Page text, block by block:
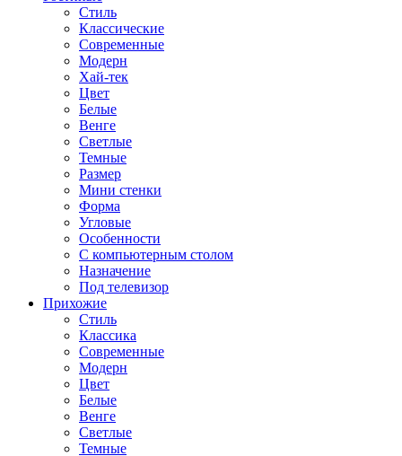
Стиль
Классические
Современные
Модерн
Хай-тек
Цвет
Белые
Венге
Светлые
Темные
Размер
Мини стенки
Форма
Угловые
Особенности
С компьютерным столом
Назначение
Под телевизор
Прихожие
Стиль
Классика
Современные
Модерн
Цвет
Белые
Венге
Светлые
Темные